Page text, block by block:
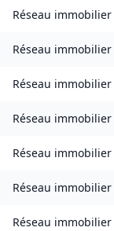
Réseau immobilier
Réseau immobilier
Réseau immobilier
Réseau immobilier
Réseau immobilier
Réseau immobilier
Réseau immobilier